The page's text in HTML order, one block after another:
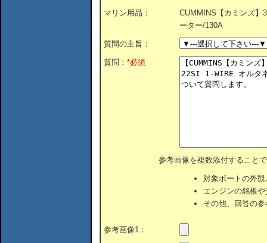
マリン用品：
CUMMINS【カミンズ】
ーター/130A
質問の主旨：
質問： *必須
参考画像を複数添付すること
対象ボートの外
エンジンの銘板
その他、回答の
参考画像1：